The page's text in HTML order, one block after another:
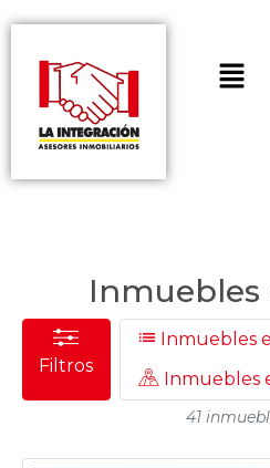
Inmuebles
Filtros
Inmuebles
Inmuebles
41